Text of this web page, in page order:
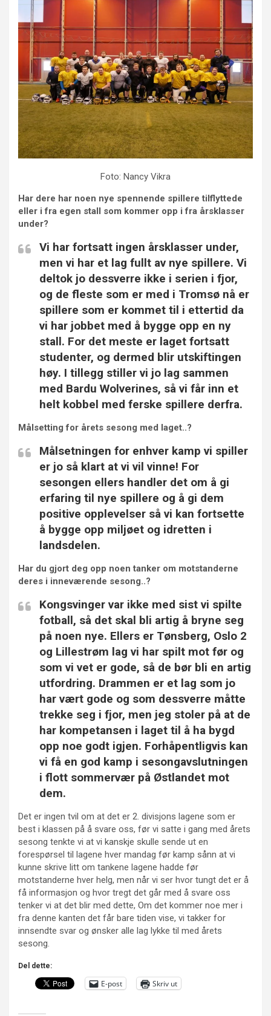
Foto: Nancy Vikra
Har dere har noen nye spennende spillere tilflyttede
eller i fra egen stall som kommer opp i fra årsklasser
under?
Vi har fortsatt ingen årsklasser under,
men vi har et lag fullt av nye spillere. Vi
deltok jo dessverre ikke i serien i fjor,
og de fleste som er med i Tromsø nå er
spillere som er kommet til i ettertid da
vi har jobbet med å bygge opp en ny
stall. For det meste er laget fortsatt
studenter, og dermed blir utskiftingen
høy. I tillegg stiller vi jo lag sammen
med Bardu Wolverines, så vi får inn et
helt kobbel med ferske spillere derfra.
Målsetting for årets sesong med laget..?
Målsetningen for enhver kamp vi spiller
er jo så klart at vi vil vinne! For
sesongen ellers handler det om å gi
erfaring til nye spillere og å gi dem
positive opplevelser så vi kan fortsette
å bygge opp miljøet og idretten i
landsdelen.
Har du gjort deg opp noen tanker om motstanderne
deres i inneværende sesong..?
Kongsvinger var ikke med sist vi spilte
fotball, så det skal bli artig å bryne seg
på noen nye. Ellers er Tønsberg, Oslo 2
og Lillestrøm lag vi har spilt mot før og
som vi vet er gode, så de bør bli en artig
utfordring. Drammen er et lag som jo
har vært gode og som dessverre måtte
trekke seg i fjor, men jeg stoler på at de
har kompetansen i laget til å ha bygd
opp noe godt igjen. Forhåpentligvis kan
vi få en god kamp i sesongavslutningen
i flott sommervær på Østlandet mot
dem.
Det er ingen tvil om at det er 2. divisjons lagene som er
best i klassen på å svare oss, før vi satte i gang med årets
sesong tenkte vi at vi kanskje skulle sende ut en
forespørsel til lagene hver mandag før kamp sånn at vi
kunne skrive litt om tankene lagene hadde før
motstanderne hver helg, men når vi ser hvor tungt det er å
få informasjon og hvor tregt det går med å svare oss
tenker vi at det blir med dette, Om det kommer noe mer i
fra denne kanten det får bare tiden vise, vi takker for
innsendte svar og ønsker alle lag lykke til med årets
sesong.
Del dette:
E-post Skriv ut